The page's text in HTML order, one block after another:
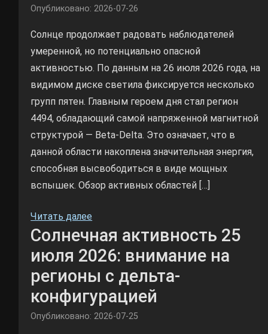
Опубликовано: 2026-07-26
Солнце продолжает радовать наблюдателей
умеренной, но потенциально опасной
активностью. По данным на 26 июля 2026 года, на
видимом диске светила фиксируется несколько
групп пятен. Главным героем дня стал регион
4494, обладающий самой напряженной магнитной
структурой — Beta-Delta. Это означает, что в
данной области накоплена значительная энергия,
способная высвободиться в виде мощных
вспышек. Обзор активных областей […]
Читать далее
Солнечная активность 25
июля 2026: внимание на
регионы с дельта-
конфигурацией
Опубликовано: 2026-07-25